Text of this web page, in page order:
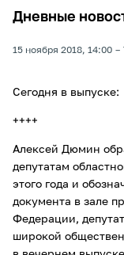
Дневные
15 ноября 2018, 14:00
Сегодня в выпуске:
++++
Алексей Дюмин
депутатам
этого года и
документа в зале
Федерации,
широкой